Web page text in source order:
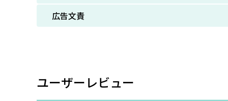
広告文責
ユーザーレビュー